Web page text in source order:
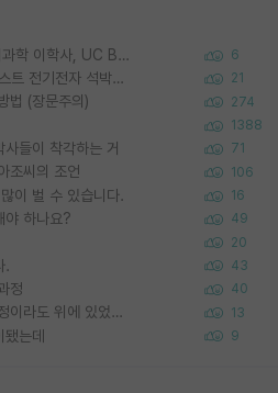
Korea University 수학, 컴퓨터과학 이학사, UC Berkeley 산업공학 대학원 공학박사가 되는 것은 쉽지 않겠죠? 6
경북대 컴퓨터학부 4.4 -> 카이스트 전기전자 석박사통합과정 합격 21
법 (장문주의) 274
1388
들이 착각하는 거 71
조씨의 조언 106
이 벌 수 있습니다. 16
야 하나요? 49
20
. 43
정 40
진짜 제발 적당히 똑똑한 박사과정이라도 위에 있었으면.. 13
됐는데 9